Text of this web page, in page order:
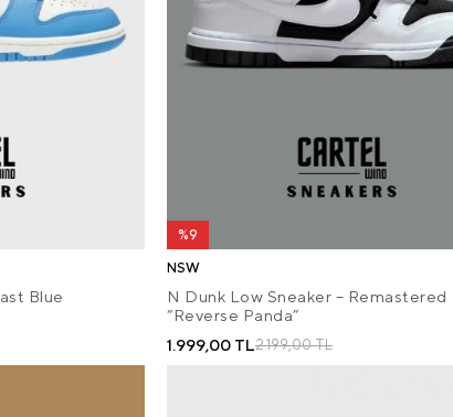
Blue
%9
NSW
N Dunk Low Sneaker – Remastered
“Reverse Panda”
2.199,00 TL
1.999,00 TL